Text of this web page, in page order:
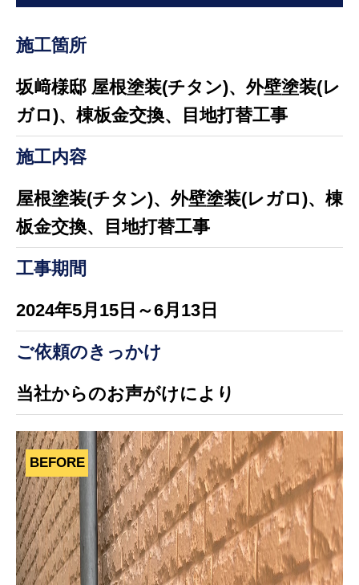
施工箇所
坂﨑様邸 屋根塗装(チタン)、外壁塗装(レ
ガロ)、棟板金交換、目地打替工事
施工内容
屋根塗装(チタン)、外壁塗装(レガロ)、棟
板金交換、目地打替工事
工事期間
2024年5月15日～6月13日
ご依頼のきっかけ
当社からのお声がけにより